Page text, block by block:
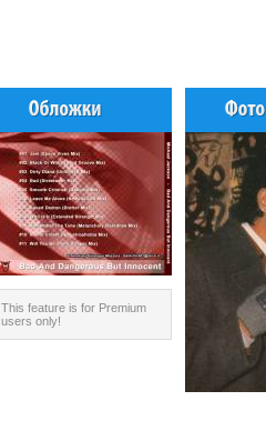
This feature is for Premium
users only!